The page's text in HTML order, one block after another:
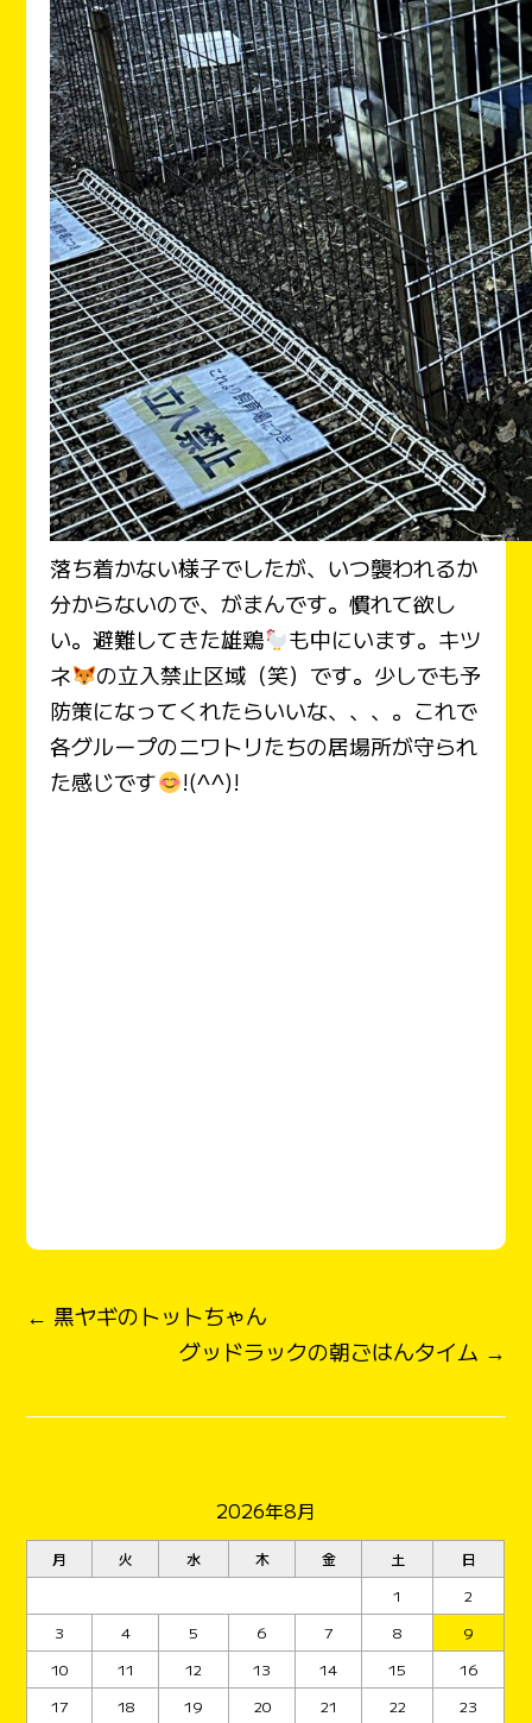
落ち着かない様子でしたが、いつ襲われるか
分からないので、がまんです。慣れて欲し
い。避難してきた雄鶏
も中にいます。キツ
ネ
の立入禁止区域（笑）です。少しでも予
防策になってくれたらいいな、、、。これで
各グループのニワトリたちの居場所が守られ
た感じです
!(^^)!
← 黒ヤギのトットちゃん
グッドラックの朝ごはんタイム →
2026年8月
月 火 水 木 金 土
日
1
2
3
4 5 6 7 8
9
10
11 12 13 14 15
16
17
18 19 20 21 22 23